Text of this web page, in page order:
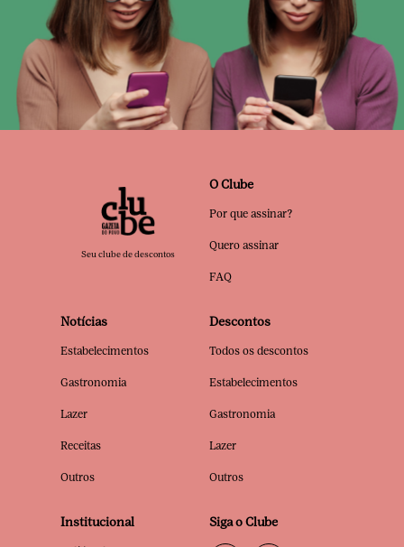
Seu clube de descontos
O Clube
Por que assinar?
Quero assinar
FAQ
Notícias
Estabelecimentos
Gastronomia
Lazer
Receitas
Outros
Descontos
Todos os descontos
Estabelecimentos
Gastronomia
Lazer
Outros
Institucional Siga o Clube